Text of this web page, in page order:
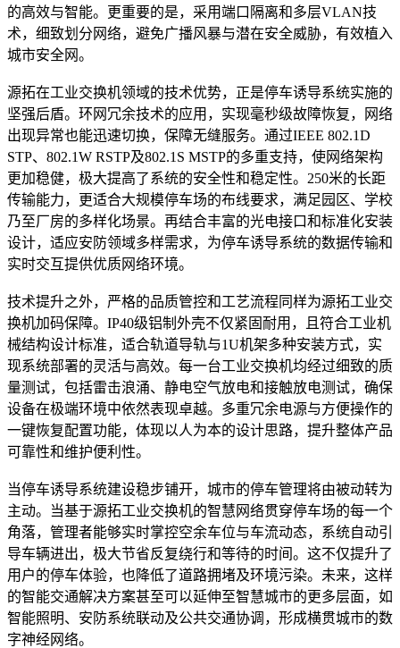
的高效与智能。更重要的是，采用端口隔离和多层VLAN技
术，细致划分网络，避免广播风暴与潜在安全威胁，有效植入
城市安全网。
源拓在工业交换机领域的技术优势，正是停车诱导系统实施的
坚强后盾。环网冗余技术的应用，实现毫秒级故障恢复，网络
出现异常也能迅速切换，保障无缝服务。通过IEEE 802.1D
STP、802.1W RSTP及802.1S MSTP的多重支持，使网络架构
更加稳健，极大提高了系统的安全性和稳定性。250米的长距
传输能力，更适合大规模停车场的布线要求，满足园区、学校
乃至厂房的多样化场景。再结合丰富的光电接口和标准化安装
设计，适应安防领域多样需求，为停车诱导系统的数据传输和
实时交互提供优质网络环境。
技术提升之外，严格的品质管控和工艺流程同样为源拓工业交
换机加码保障。IP40级铝制外壳不仅紧固耐用，且符合工业机
械结构设计标准，适合轨道导轨与1U机架多种安装方式，实
现系统部署的灵活与高效。每一台工业交换机均经过细致的质
量测试，包括雷击浪涌、静电空气放电和接触放电测试，确保
设备在极端环境中依然表现卓越。多重冗余电源与方便操作的
一键恢复配置功能，体现以人为本的设计思路，提升整体产品
可靠性和维护便利性。
当停车诱导系统建设稳步铺开，城市的停车管理将由被动转为
主动。当基于源拓工业交换机的智慧网络贯穿停车场的每一个
角落，管理者能够实时掌控空余车位与车流动态，系统自动引
导车辆进出，极大节省反复绕行和等待的时间。这不仅提升了
用户的停车体验，也降低了道路拥堵及环境污染。未来，这样
的智能交通解决方案甚至可以延伸至智慧城市的更多层面，如
智能照明、安防系统联动及公共交通协调，形成横贯城市的数
字神经网络。